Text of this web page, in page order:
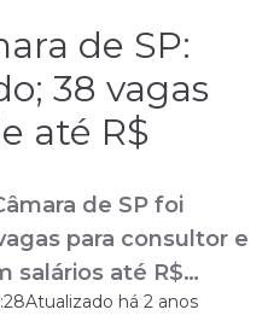
de SP:
38 vagas
até R$
de SP foi
para consultor e
salários até R$
Atualizado há 2 anos